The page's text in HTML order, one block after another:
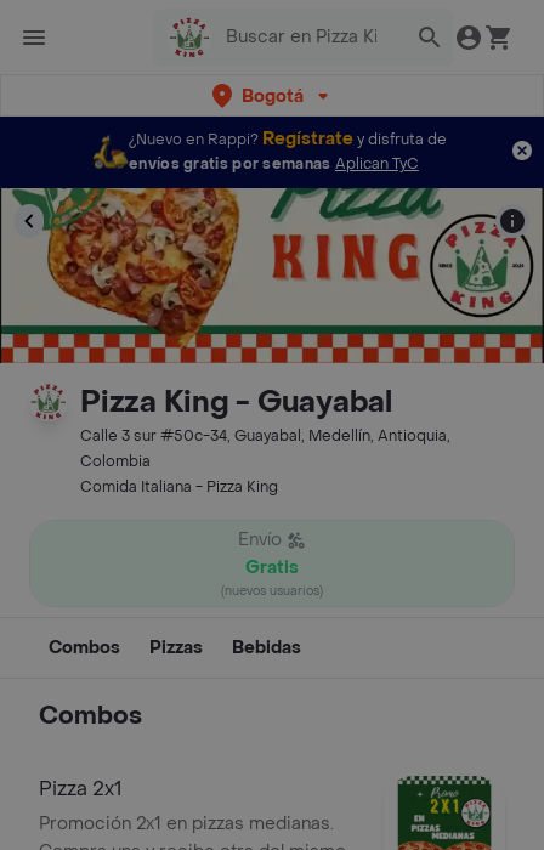
Bogotá
¿Nuevo en Rappi? Regístratey disfruta de
envíos gratis por semanas Aplican TyC
Pizza King - Guayabal
Calle 3 sur #50c-34, Guayabal, Medellín, Antioquia,
Colombia
Comida Italiana - Pizza King
Envío
Gratis
(nuevos usuarios)
Combos Pizzas Bebidas
Combos
Pizza 2x1
Promoción 2x1 en pizzas medianas.